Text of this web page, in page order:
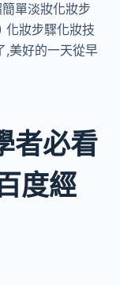
單淡妝化妝步
妝步驟化妝技
,美好的一天從早
者必看
度經